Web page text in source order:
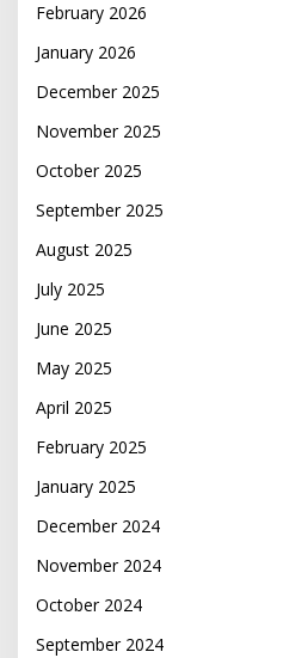
February 2026
January 2026
December 2025
November 2025
October 2025
September 2025
August 2025
July 2025
June 2025
May 2025
April 2025
February 2025
January 2025
December 2024
November 2024
October 2024
September 2024